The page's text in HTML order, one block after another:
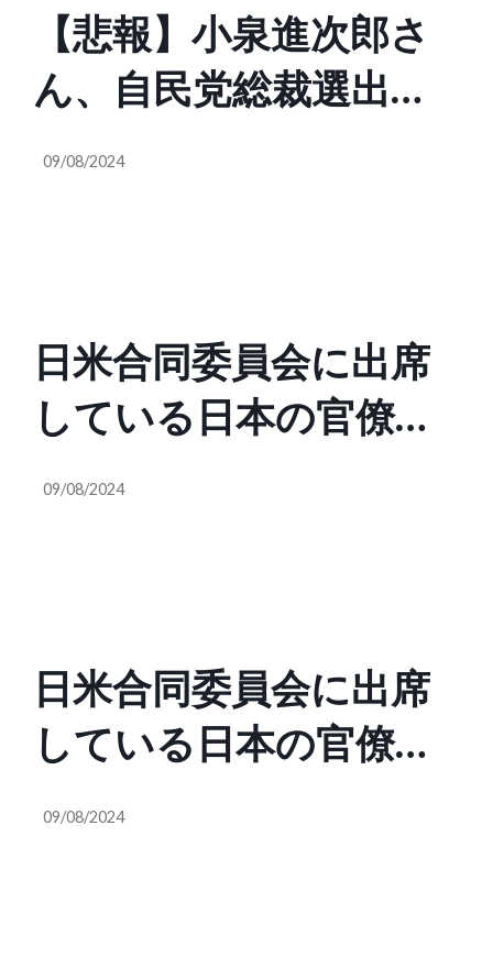
【悲報】小泉進次郎さ
ん、自民党総裁選出馬
会見での大量の付箋付
前に質問をもらわない
と答えられないのは日
本の閣僚だけ」（世界
09/08/2024
日米合同委員会に出席
している日本の官僚と
アメリカの軍人の関係
「誰かからの指示」で
動いているのは間違い
ないのですが、実は“そ
09/08/2024
日米合同委員会に出席
している日本の官僚と
アメリカの軍人の関係
09/08/2024